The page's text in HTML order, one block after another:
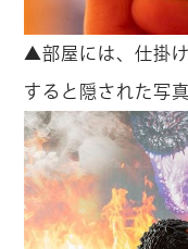
▲部屋には、仕掛
すると隠された写